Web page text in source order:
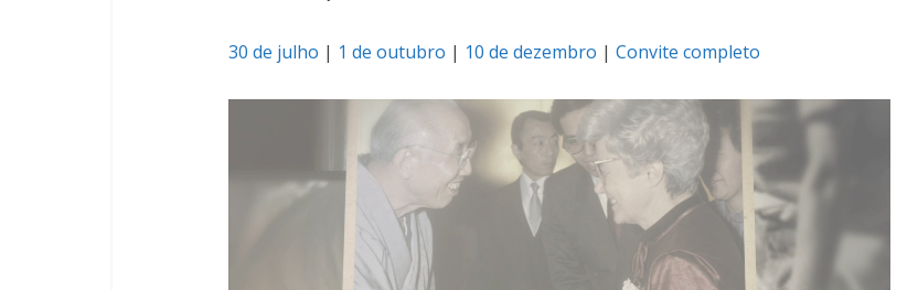
30 de julho | 1 de outubro | 10 de dezembro | Convite completo